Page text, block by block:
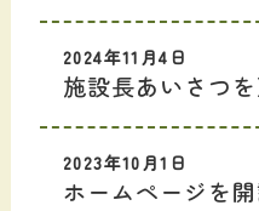
2024年11月4日
施設長あいさつ
2023年10月1日
ホームページを開